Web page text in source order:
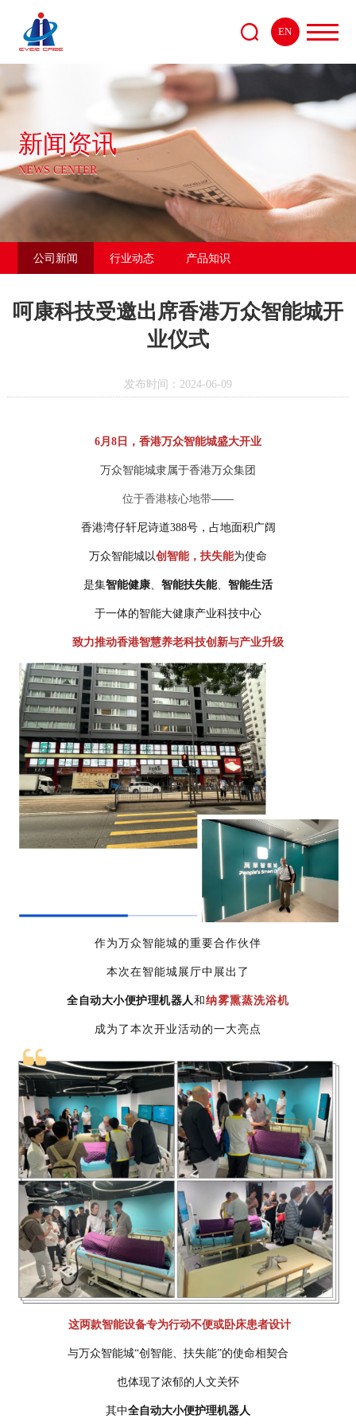
EN
新闻资讯
NEWS CENTER
公司新闻 行业动态 产品知识
呵康科技受邀出席香港万众智能城开
业仪式
发布时间：2024-06-09
6月8日，香港万众智能城盛大开业
万众智能城隶属于香港万众集团
位于香港核心地带——
香港湾仔轩尼诗道388号，占地面积广阔
万众智能城以创智能，扶失能为使命
是集智能健康、 智能扶失能、 智能生活
于一体的智能大健康产业科技中心
致力推动香港智慧养老科技创新与产业升级
作为万众智能城的重要合作伙伴
本次在智能城展厅中展出了
全自动大小便护理机器人 和 纳雾熏蒸洗浴机
成为了本次开业活动的一大亮点
这两款智能设备专为行动不便或卧床患者设计
与万众智能城“创智能、扶失能”的使命相契合
也体现了浓郁的人文关怀
其中全自动大小便护理机器人